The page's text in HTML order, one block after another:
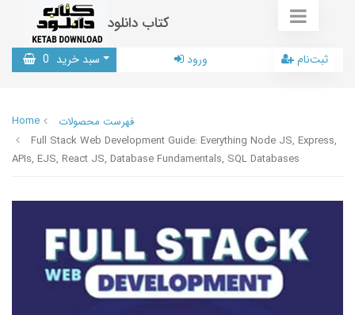
کتاب دانلود
سبد خرید 0 ورود ثبت‌نام
Home
فهرست محصولات
Full Stack Web Development Guide: Everything Node JS, Express,
APIs, EJS, React JS, Database Fundamentals, SQL Databases